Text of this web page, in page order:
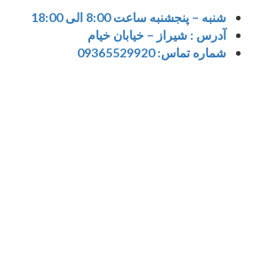
شنبه – پنجشنبه ساعت 8:00 الی 18:00
آدرس : شیراز – خیابان خیام
شماره تماس: 09365529920